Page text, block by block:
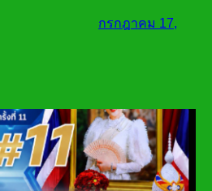
กรกฎาคม 17,